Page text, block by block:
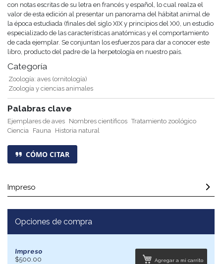
con notas escritas de su letra en francés y español, lo cual realza el
valor de esta edición al presentar un panorama del hábitat animal de
la época estudiada (finales del siglo XIX y principios del XX), un estudio
especializado de las características anatómicas y el comportamiento
de cada ejemplar. Se conjuntan los esfuerzos para dar a conocer este
libro, producto del padre de la herpetología en nuestro país.
Categoría
Zoología: aves (ornitología)
Zoología y ciencias animales
Palabras clave
Ejemplares de aves Nombres científicos Tratamiento zoológico
Ciencia Fauna Historia natural
CÓMO CITAR
Impreso
Opciones de compra
Impreso
$500.00
Agregar a mi carrito